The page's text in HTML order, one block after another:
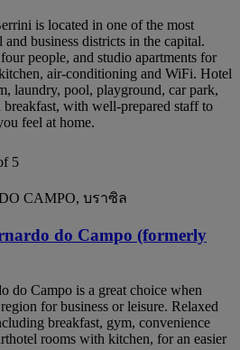
is located in one of the most
business districts in the capital.
people, and studio apartments for
air-conditioning and WiFi. Hotel
laundry, pool, playground, car park,
breakfast, with well-prepared staff to
feel at home.
5
CAMPO, บราซิล
do Campo (formerly
do Campo is a great choice when
for business or leisure. Relaxed
breakfast, gym, convenience
rooms with kitchen, for an easier